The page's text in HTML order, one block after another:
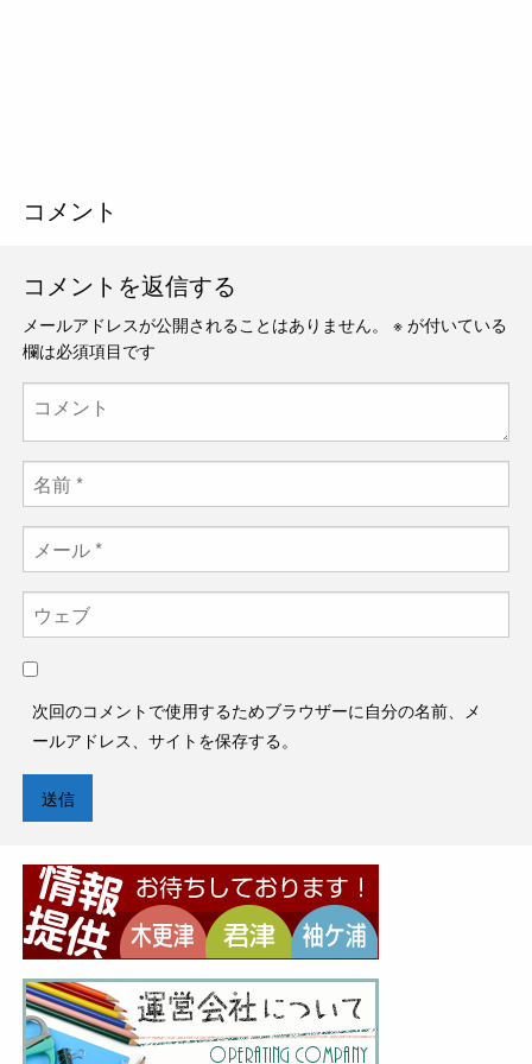
コメント
コメントを返信する
メールアドレスが公開されることはありません。 ※ が付いている
欄は必須項目です
次回のコメントで使用するためブラウザーに自分の名前、メ
ールアドレス、サイトを保存する。